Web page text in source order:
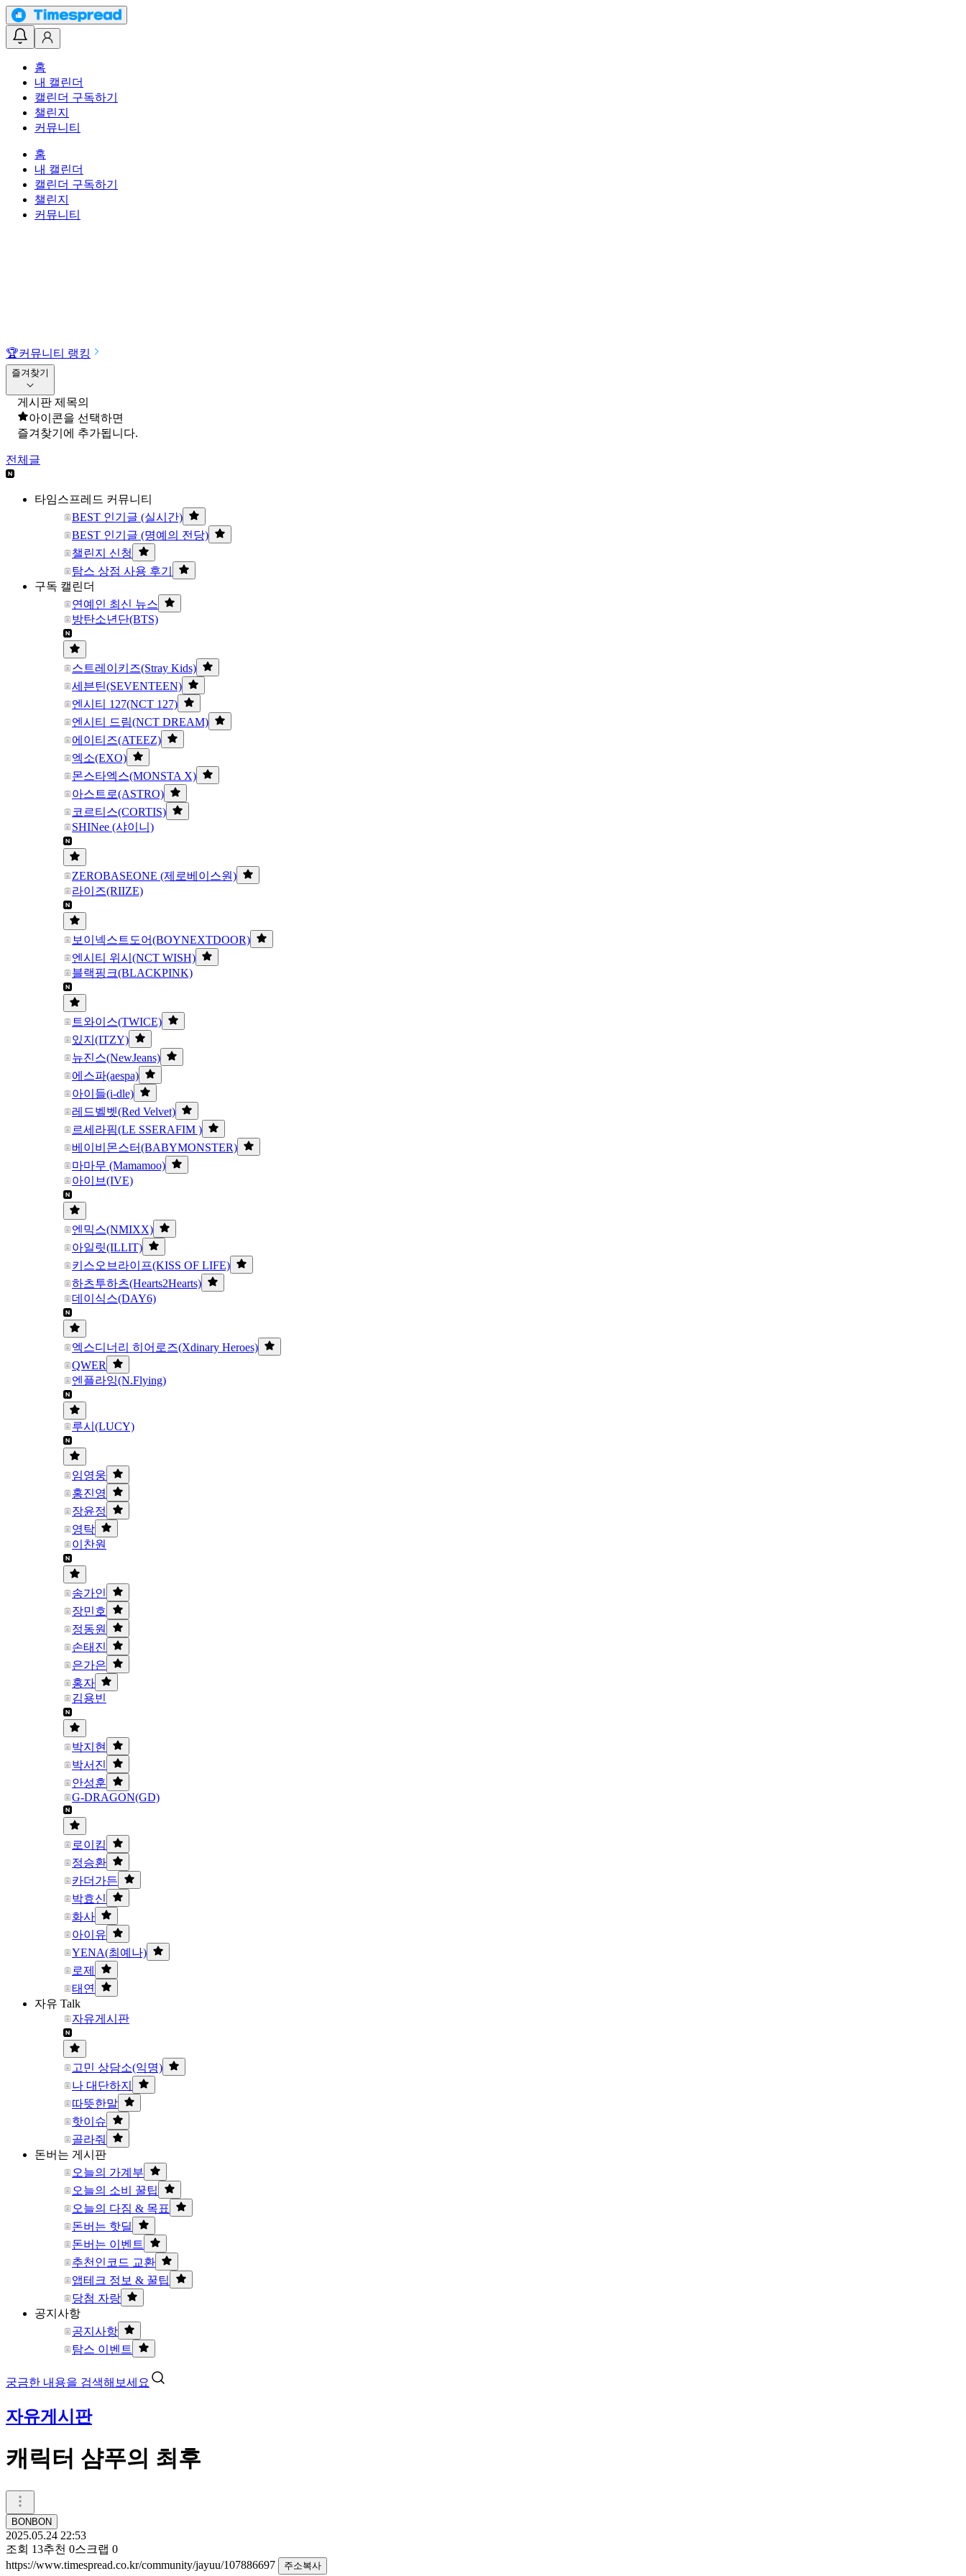
홈
내 캘린더
캘린더 구독하기
챌린지
커뮤니티
홈
내 캘린더
캘린더 구독하기
챌린지
커뮤니티
🏆커뮤니티 랭킹
즐겨찾기
게시판 제목의
아이콘을 선택하면
즐겨찾기에 추가됩니다.
전체글
타임스프레드 커뮤니티
BEST 인기글 (실시간)
BEST 인기글 (명예의 전당)
챌린지 신청
탐스 상점 사용 후기
구독 캘린더
연예인 최신 뉴스
방탄소년단(BTS)
스트레이키즈(Stray Kids)
세븐틴(SEVENTEEN)
엔시티 127(NCT 127)
엔시티 드림(NCT DREAM)
에이티즈(ATEEZ)
엑소(EXO)
몬스타엑스(MONSTA X)
아스트로(ASTRO)
코르티스(CORTIS)
SHINee (샤이니)
ZEROBASEONE (제로베이스원)
라이즈(RIIZE)
보이넥스트도어(BOYNEXTDOOR)
엔시티 위시(NCT WISH)
블랙핑크(BLACKPINK)
트와이스(TWICE)
있지(ITZY)
뉴진스(NewJeans)
에스파(aespa)
아이들(i-dle)
레드벨벳(Red Velvet)
르세라핌(LE SSERAFIM )
베이비몬스터(BABYMONSTER)
마마무 (Mamamoo)
아이브(IVE)
엔믹스(NMIXX)
아일릿(ILLIT)
키스오브라이프(KISS OF LIFE)
하츠투하츠(Hearts2Hearts)
데이식스(DAY6)
엑스디너리 히어로즈(Xdinary Heroes)
QWER
엔플라잉(N.Flying)
루시(LUCY)
임영웅
홍진영
장윤정
영탁
이찬원
송가인
장민호
정동원
손태진
은가은
홍자
김용빈
박지현
박서진
안성훈
G-DRAGON(GD)
로이킴
정승환
카더가든
박효신
화사
아이유
YENA(최예나)
로제
태연
자유 Talk
자유게시판
고민 상담소(익명)
나 대단하지
따뜻한말
핫이슈
골라줘
돈버는 게시판
오늘의 가계부
오늘의 소비 꿀팁
오늘의 다짐 & 목표
돈버는 핫딜
돈버는 이벤트
추천인코드 교환
앱테크 정보 & 꿀팁
당첨 자랑
공지사항
공지사항
탐스 이벤트
궁금한 내용을 검색해보세요
자유게시판
캐릭터 샴푸의 최후
BONBON
2025.05.24 22:53
조회 13추천 0스크랩 0
https://www.timespread.co.kr/community/jayuu/107886697
주소복사